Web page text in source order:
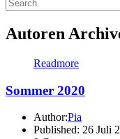
Autoren
Readmore
Sommer 2020
Author:Pia
Published: 26 Juli